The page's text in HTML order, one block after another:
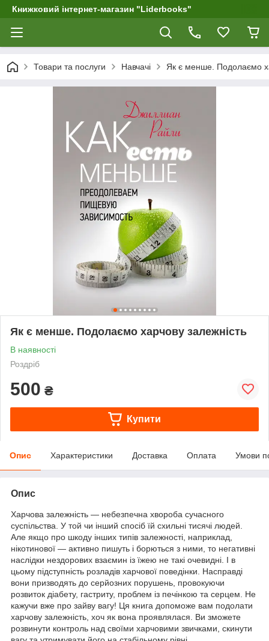
Книжковий інтернет-магазин "Liderbooks"
Товари та послуги Навчачі Як є менше. Подолаємо
Як є менше. Подолаємо харчову залежність
В наявності
Роздріб
500 ₴
Купити
Опис Характеристики Доставка Оплата Умови
Опис
Харчова залежність — небезпечна хвороба сучасного
суспільства. У той чи інший спосіб їй схильні тисячі людей.
Але якщо про шкоду інших типів залежності, наприклад,
нікотинової — активно пишуть і борються з ними, то негативні
наслідки нездорових взаємин із їжею не такі очевидні. І в
цьому підступність розладів харчової поведінки. Насправді
вони призводять до серйозних порушень, провокуючи
розвиток діабету, гастриту, проблем із печінкою та серцем. Не
кажучи вже про зайву вагу! Ця книга допоможе вам подолати
харчову залежність, хоч як вона проявлялася. Ви зможете
розвинути контроль над своїми харчовими звичками, скинути